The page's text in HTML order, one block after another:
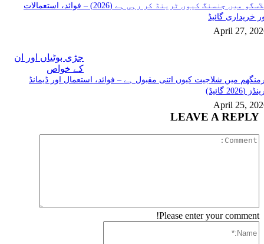
گلاسگو میں جنسنگ کیوں ٹرینڈ کر رہی ہے (2026) – فوائد، استعمالات
خریداری گائیڈ
April 27,
جڑی بوٹیاں اور ان
کے خواص
میں شلاجیت کیوں اتنی مقبول ہے – فوائد، استعمال اور ڈیمانڈ
(2026 گائیڈ)
April 25,
LEAVE A REPLY
Please enter your comment!